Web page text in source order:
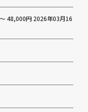
48,000円 2026年03月16